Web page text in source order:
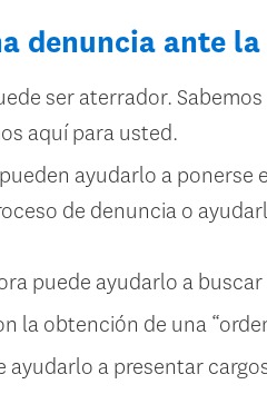
denuncia ante
ser aterrador.
aquí para usted.
ayudarlo a
de denuncia o
puede ayudarlo a
la obtención de una
ayudarlo a presentar